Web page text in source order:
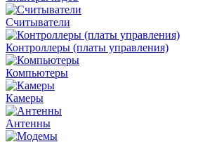
Считыватели
Контроллеры (платы управления)
Компьютеры
Камеры
Антенны